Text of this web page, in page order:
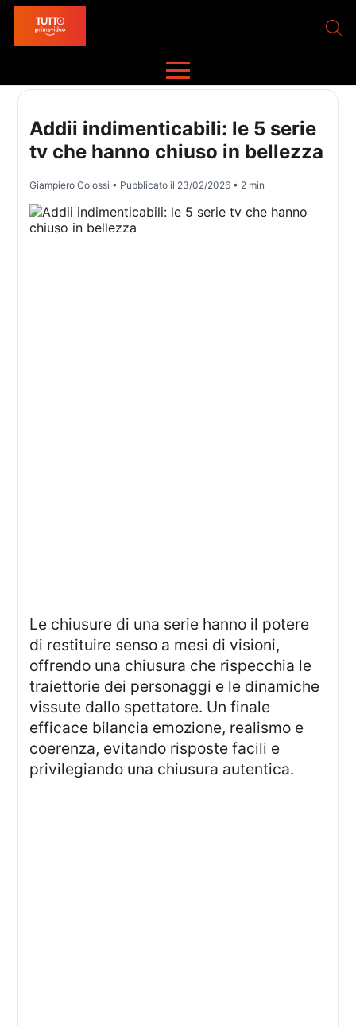
Addii indimenticabili: le 5 serie
tv che hanno chiuso in bellezza
Giampiero Colossi • Pubblicato il 23/02/2026 • 2 min
Le chiusure di una serie hanno il potere
di restituire senso a mesi di visioni,
offrendo una chiusura che rispecchia le
traiettorie dei personaggi e le dinamiche
vissute dallo spettatore. Un finale
efficace bilancia emozione, realismo e
coerenza, evitando risposte facili e
privilegiando una chiusura autentica.